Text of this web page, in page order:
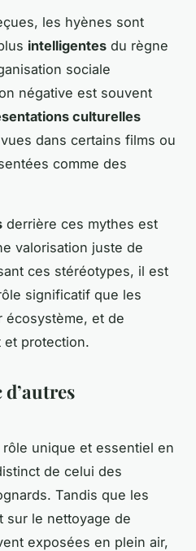
les hyènes sont
intelligentes du règne
sociale
négative est souvent
culturelles
dans certains films ou
comme des
derrière ces mythes est
valorisation juste de
ces stéréotypes, il est
significatif que les
écosystème, et de
et protection.
unique et essentiel en
de celui des
Tandis que les
sur le nettoyage de
exposées en plein air,